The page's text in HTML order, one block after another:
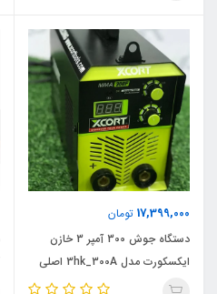
17,399,000 تومان
دستگاه جوش 300 آمپر 3 خازن
ایکسکورت مدل 3hk_300A اصلی